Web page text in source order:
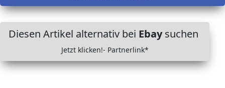
Diesen Artikel alternativ bei Ebaysuchen
Jetzt klicken!- Partnerlink*